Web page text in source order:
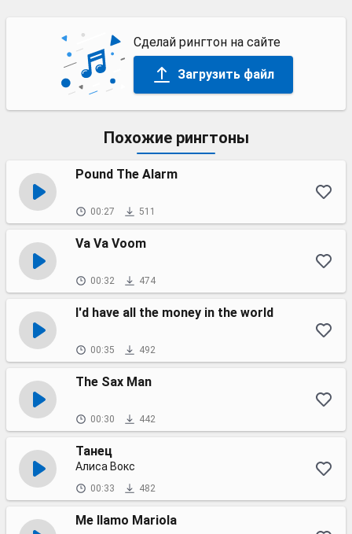
Сделай рингтон на сайте
Загрузить файл
Похожие рингтоны
Pound The Alarm
00:27 511
Va Va Voom
00:32 474
I'd have all the money in the world
00:35 492
The Sax Man
00:30 442
Танец
Алиса Вокс
00:33 482
Me llamo Mariola